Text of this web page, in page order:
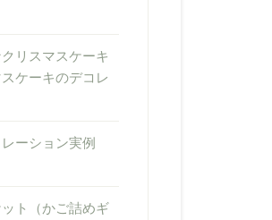
リスマスケーキ
ケーキのデコレ
レーション実例
ト（かご詰めギ